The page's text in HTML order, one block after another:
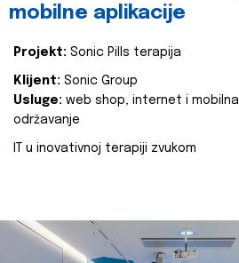
mobilne aplikacije
Projekt: Sonic Pills terapija
Klijent: Sonic Group
Usluge: web shop, internet i
održavanje
IT u inovativnoj terapiji zvukom